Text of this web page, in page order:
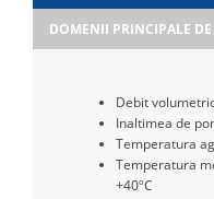
DOMENII PRINCIPALE
Debit
Inaltimea de
Temperatura
Temperatura
+40ºC